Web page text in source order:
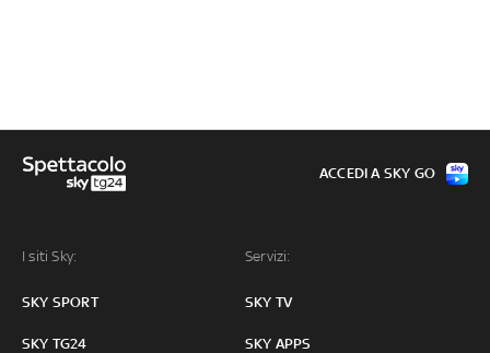
I siti Sky:
SKY SPORT
SKY TG24
Servizi:
SKY TV
SKY APPS
ACCEDI A SKY GO